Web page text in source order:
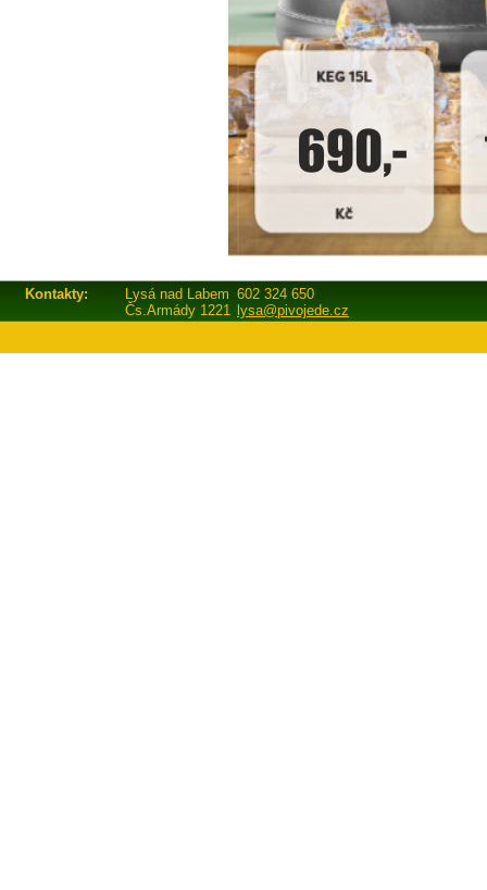
Kontakty: Lysá nad Labem 602 324 650
Čs.Armády 1221 lysa@pivojede.cz